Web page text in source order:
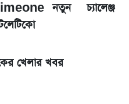
নতুন পরিকল্পনা
ফল প্রকাশের
নতুন চ্যালেঞ্জ
খেলার খবর